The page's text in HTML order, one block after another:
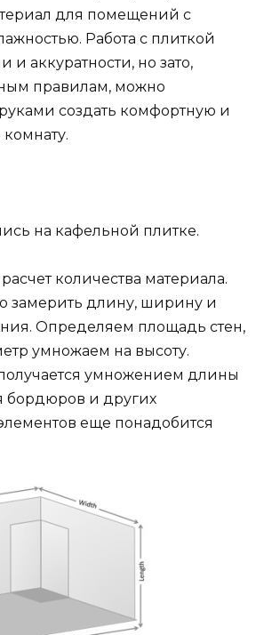
для помещений с
Работа с плиткой
и аккуратности, но зато,
правилам, можно
создать комфортную и
на кафельной плитке.
количества материала.
замерить длину, ширину и
Определяем площадь стен,
умножаем на высоту.
умножением длины
бордюров и других
еще понадобится